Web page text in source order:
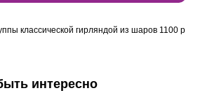
классической гирляндой из шаров 1100 р
интересно